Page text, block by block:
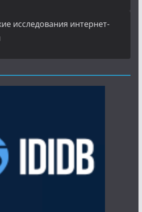
исследования интернет-